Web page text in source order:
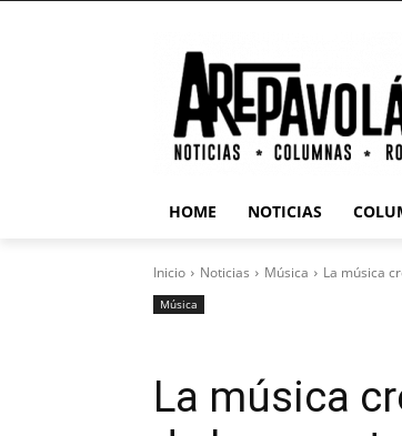
HOME NOTICIAS
Inicio Noticias Música La música
Música
La música